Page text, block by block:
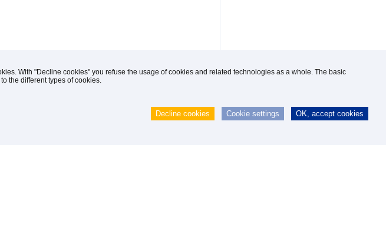
With "Decline cookies" you refuse the usage of cookies and related technologies as a whole. The basic
the different types of cookies.
OK, accept cookies
Cookie settings
Decline cookies